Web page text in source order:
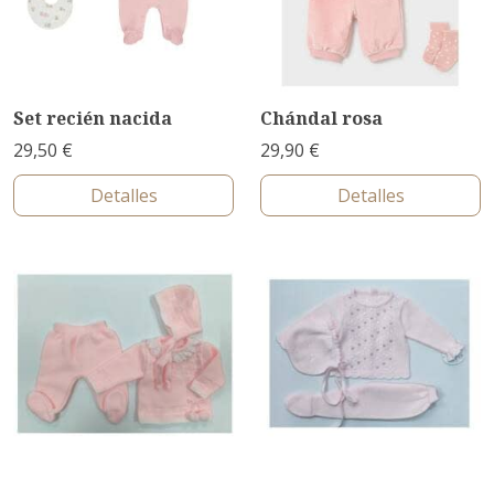
Set recién nacida
29,50 €
Detalles
Chándal rosa
29,90 €
Detalles